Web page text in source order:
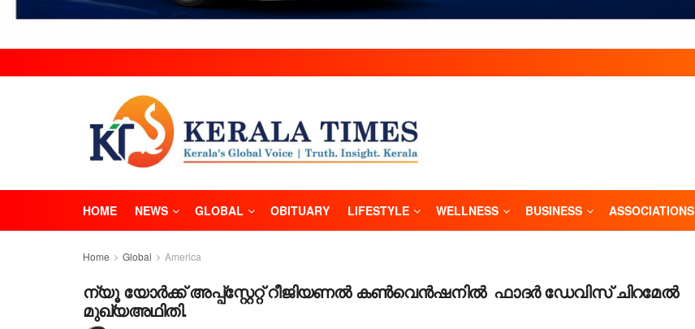
HOME NEWS GLOBAL OBITUARY LIFESTYLE WELLNESS BUSINESS ASSOCIATIONS
Home Global America
ന്യൂ യോർക്ക് അപ്പ്സ്റ്റേറ്റ് റീജിയണൽ കൺവെൻഷനിൽ ഫാദർ ഡേവിസ് ചിറമേൽ
മുഖ്യഅഥിതി.